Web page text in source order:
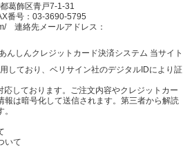
葛飾区青戸7-1-31
番号：03-3690-5795
連絡先メールアドレス：
当サイト
しており、ベリサイン社のデジタルIDにより証
応しております。ご注文内容やクレジットカー
報は暗号化して送信されます。第三者から解読
いて